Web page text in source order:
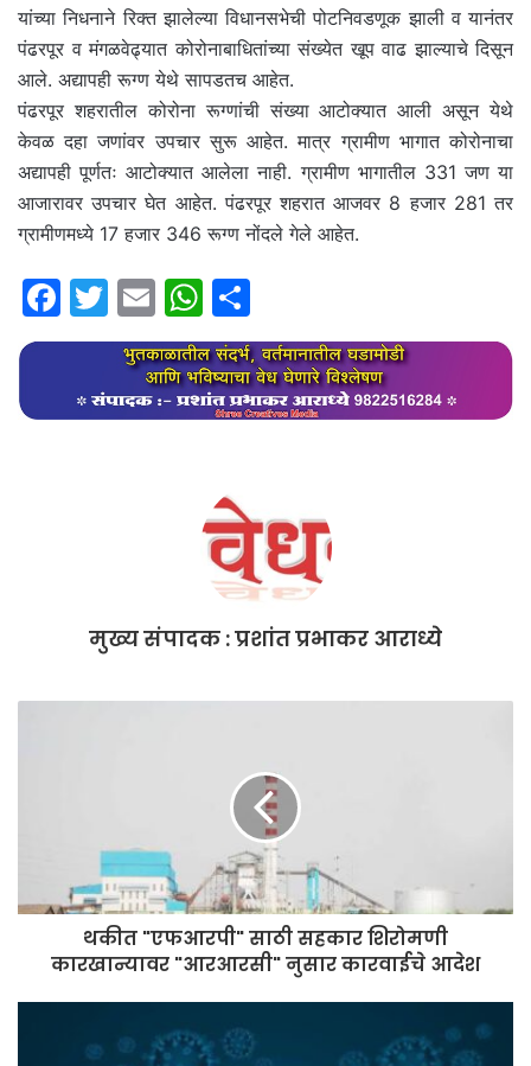
यांच्या निधनाने रिक्त झालेल्या विधानसभेची पोटनिवडणूक झाली व यानंतर
पंढरपूर व मंगळवेढ्यात कोरोनाबाधितांच्या संख्येत खूप वाढ झाल्याचे दिसून
आले. अद्यापही रूग्ण येथे सापडतच आहेत.
पंढरपूर शहरातील कोरोना रूग्णांची संख्या आटोक्यात आली असून येथे
केवळ दहा जणांवर उपचार सुरू आहेत. मात्र ग्रामीण भागात कोरोनाचा
अद्यापही पूर्णतः आटोक्यात आलेला नाही. ग्रामीण भागातील 331 जण या
आजारावर उपचार घेत आहेत. पंढरपूर शहरात आजवर 8 हजार 281 तर
ग्रामीणमध्ये 17 हजार 346 रूग्ण नोंदले गेले आहेत.
F
a
e
T
w
itt
er
E
m
ai
l
W
h
at
s
p
p
h
ar
e
मुख्य संपादक : प्रशांत प्रभाकर आराध्ये
थकीत "एफआरपी" साठी सहकार शिरोमणी
कारखान्यावर "आरआरसी" नुसार कारवाईचे आदेश